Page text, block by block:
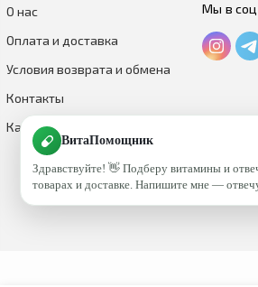
О нас
Оплата и доставка
Условия возврата и обмена
Контакты
Каталог по брендам
Мы в
ВитаПомощник
Здравствуйте! 👋 Подберу витамины и
товарах и доставке. Напишите мне —